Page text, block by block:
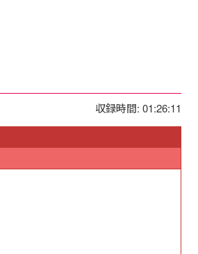
収録時間: 01:26:11